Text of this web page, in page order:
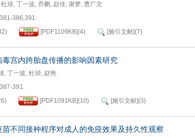
杜琰, 丁一波, 乔鹏, 赵佳, 谢梦 , 曹广文
386,391.
) [PDF 1109KB]( 4) [施引文献](7 )
毒宫内跨胎盘传播的影响因素研究
, 丁一波, 杜琰, 赵艳
391.
) [PDF 1091KB](10) [施引文献](3)
苗不同接种程序对成人的免疫效果及持久性观察